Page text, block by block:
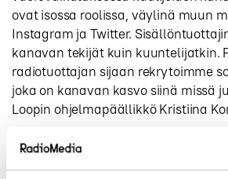
ovat isossa roolissa, väylinä muun
Instagram ja Twitter.
kanavan tekijät kuin kuuntelijatkin.
radiotuottajan sijaan rekrytoimme
joka on kanavan kasvo siinä missä
Loopin ohjelmapäällikkö Kristiina
Loopin taajuuksilla soi menevä ja
musiikki, kuten AVICII, Macklemore